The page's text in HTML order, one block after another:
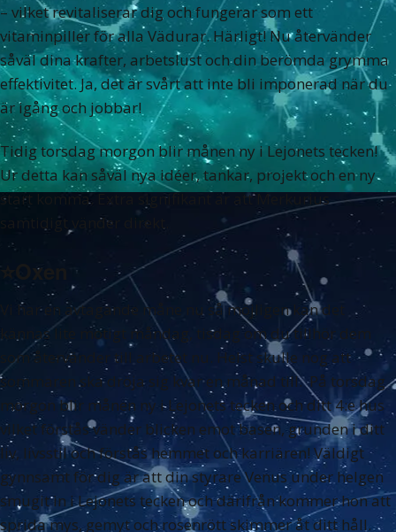
– vilket revitaliserar dig och fungerar som ett
vitaminpiller för alla Vädurar. Härligt! Nu återvänder
såväl dina krafter, arbetslust och din berömda grymma
effektivitet. Ja, det är svårt att inte bli imponerad när du
är igång och jobbar!
Tidig torsdag morgon blir månen ny i Lejonets tecken!
Ur detta kan såväl nya idéer, tankar, projekt och en ny
start komma. Extra signifikant är att Merkurius
samtidigt vänder direkt.
⭐️Oxen
Vi har en avtagande måne nu så möjligen kan det
kännas lite motigt måndag, tisdag om du tillhör dem
som återvänder till arbetet nu. Helst skulle nog att
sommaren ska dröja sig kvar en månad till. På torsdag
morgon blir månen ny i Lejonets tecken och ditt 4:e hus
vilket förstås vänder blicken emot basen, grunden i ditt
liv, livsstil och förstås hemmet och karriären! Väldigt
gynnsamt för dig är att din styrare Venus under helgen
smugit in i Lejonets tecken och därifrån kommer hon att
sprida mys, gemyt och rosenrött skimmer åt ditt håll.